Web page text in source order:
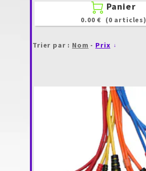
 Panier
0.00 € (0 articles)
Trier par : Nom - Prix